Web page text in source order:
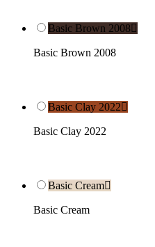
Basic Brown 2008
Basic Brown 2008
Basic Clay 2022
Basic Clay 2022
Basic Cream
Basic Cream